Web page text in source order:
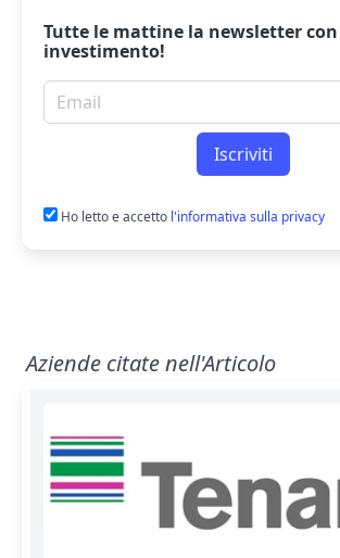
Tutte le mattine la newsletter
investimento!
Email per newsletter
Iscriviti
Ho letto e accetto l'informativa sulla privacy
Aziende citate nell'Articolo